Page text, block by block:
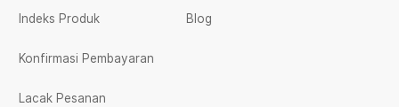
Indeks Produk
Konfirmasi Pembayaran
Lacak Pesanan
Blog